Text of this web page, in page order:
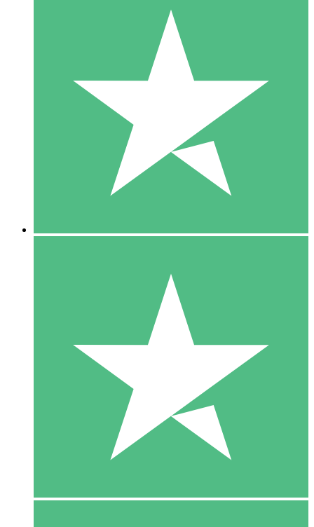
Pacchetti di Crediti Individuali
Paga a consumo con crediti di download. Nessun impegno
1 Download
10
US$1500
10 Download
20